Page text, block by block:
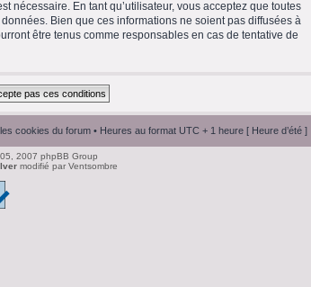
nécessaire. En tant qu’utilisateur, vous acceptez que toutes
Bien que ces informations ne soient pas diffusées à
être tenus comme responsables en cas de tentative de
cookies du forum • Heures au format UTC + 1 heure [ Heure d’été ]
2007 phpBB Group
modifié par Ventsombre